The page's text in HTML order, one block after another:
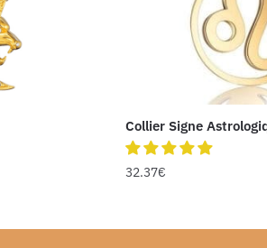
Collier Signe
32.37€